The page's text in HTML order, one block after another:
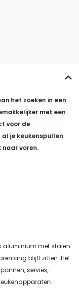
het zoeken in een
met een
voor de
je keukenspullen
naar voren.
aluminium met stalen
blijft zitten. Het
servies,